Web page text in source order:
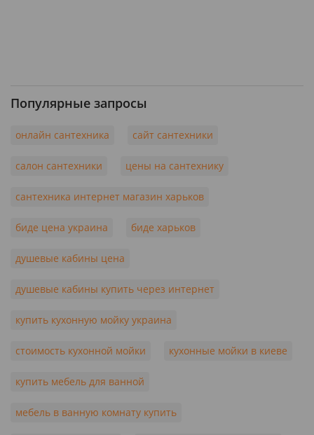
Популярные запросы
онлайн сантехника сайт сантехники
салон сантехники цены на сантехнику
сантехника интернет магазин харьков
биде цена украина биде харьков
душевые кабины цена
душевые кабины купить через интернет
купить кухонную мойку украина
стоимость кухонной мойки кухонные мойки в киеве
купить мебель для ванной
мебель в ванную комнату купить